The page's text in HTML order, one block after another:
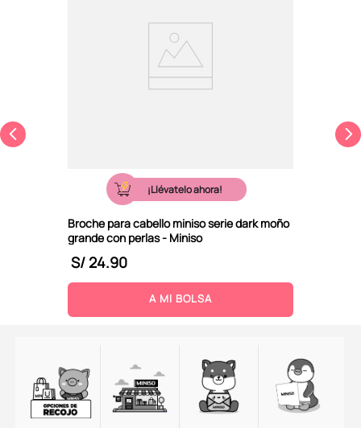
¡Llévatelo ahora!
Broche para cabello miniso serie dark moño
grande con perlas - Miniso
S/ 24.90
A MI BOLSA